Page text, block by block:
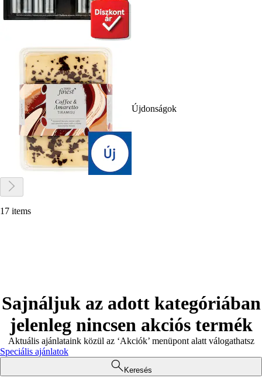
Újdonságok
17 items
Sajnáljuk az adott kategóriában
jelenleg nincsen akciós termék
Aktuális ajánlataink közül az ‘Akciók’ menüpont alatt válogathatsz
Speciális ajánlatok
Keresés